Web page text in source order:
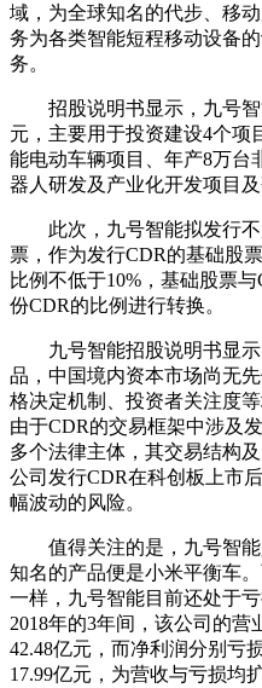
域，为全球知名的代步、移
务为各类智能短程移动设备
务。
招股说明书显示，九号智
元，主要用于投资建设4个项
能电动车辆项目、年产8万台
器人研发及产业化开发项目及
此次，九号智能拟发行不
票，作为发行CDR的基础股
比例不低于10%，基础股票
份CDR的比例进行转换。
九号智能招股说明书显示
品，中国境内资本市场尚无
格决定机制、投资者关注度
由于CDR的交易框架中涉及
多个法律主体，其交易结构
公司发行CDR在科创板上市
幅波动的风险。
值得关注的是，九号智能
知名的产品便是小米平衡车
一样，九号智能目前还处于
2018年的3年间，该公司的营
42.48亿元，而净利润分别亏
17.99亿元，为营收与亏损均